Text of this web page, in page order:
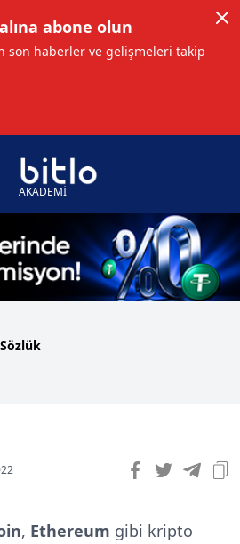
abone olun
son haberler ve gelişmeleri takip
AKADEMİ
Sözlük
, Ethereum gibi kripto